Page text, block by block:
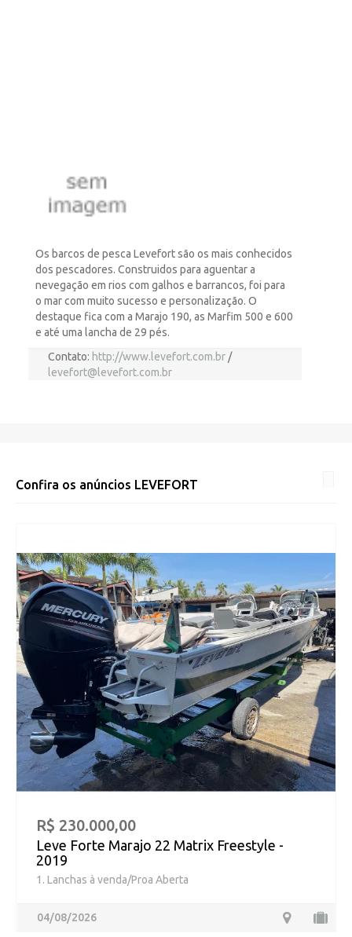
Os barcos de pesca Levefort são os mais conhecidos
dos pescadores. Construidos para aguentar a
nevegação em rios com galhos e barrancos, foi para
o mar com muito sucesso e personalização. O
destaque fica com a Marajo 190, as Marfim 500 e 600
e até uma lancha de 29 pés.
Contato: http://www.levefort.com.br /
levefort@levefort.com.br
Confira os anúncios LEVEFORT
R$ 230.000,00
Leve Forte Marajo 22 Matrix Freestyle -
2019
1. Lanchas à venda/Proa Aberta
04/08/2026